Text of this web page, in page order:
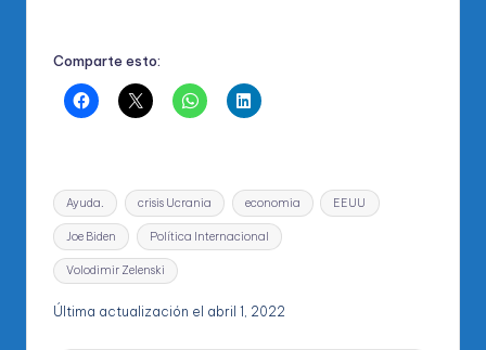
Comparte esto:
Etiquetas:
Ayuda. crisis Ucrania economia EEUU
Joe Biden Política Internacional
Volodimir Zelenski
Última actualización el abril 1, 2022